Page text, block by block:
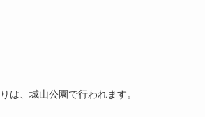
は、城山公園で行われます。